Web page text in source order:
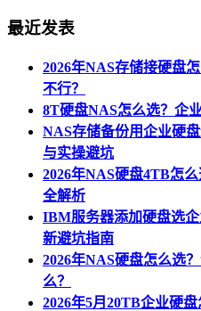
最近发表
2026年NAS存储接硬盘
不行？
8T硬盘NAS怎么选？企
NAS存储备份用企业硬
与实操避坑
2026年NAS硬盘4TB怎
全解析
IBM服务器添加硬盘选
新避坑指南
2026年NAS硬盘怎么选
么？
2026年5月20TB企业硬